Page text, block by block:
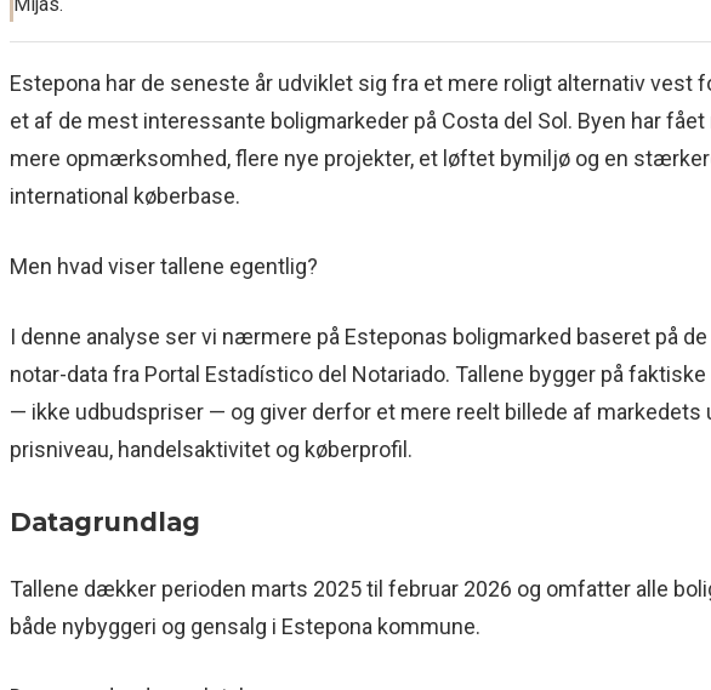
Estepona har de seneste år udviklet sig fra et mere roligt alternativ vest
et af de mest interessante boligmarkeder på Costa del Sol. Byen har fået
mere opmærksomhed, flere nye projekter, et løftet bymiljø og en
international køberbase.
Men hvad viser tallene egentlig?
I denne analyse ser vi nærmere på Esteponas boligmarked baseret på
notar-data fra Portal Estadístico del Notariado. Tallene bygger på
— ikke udbudspriser — og giver derfor et mere reelt billede af markedets
prisniveau, handelsaktivitet og køberprofil.
Datagrundlag
Tallene dækker perioden marts 2025 til februar 2026 og omfatter alle
både nybyggeri og gensalg i Estepona kommune.